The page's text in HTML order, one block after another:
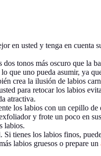
en usted y tenga en cuenta
tonos más oscuro que la
que uno pueda asumir, ya
crea la ilusión de labios
para retocar los labios
atractiva.
los labios con un cepillo de
y frote un poco en
labios.
tienes los labios finos,
labios gruesos o prepare un